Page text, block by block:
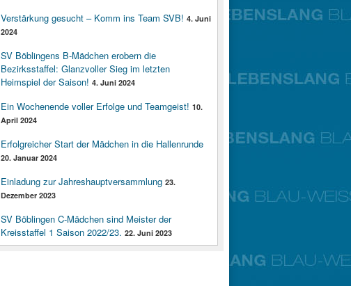
Verstärkung gesucht – Komm ins Team SVB! 4. Juni
2024
SV Böblingens B-Mädchen erobern die
Bezirksstaffel: Glanzvoller Sieg im letzten
Heimspiel der Saison! 4. Juni 2024
Ein Wochenende voller Erfolge und Teamgeist! 10.
April 2024
Erfolgreicher Start der Mädchen in die Hallenrunde
20. Januar 2024
Einladung zur Jahreshauptversammlung 23.
Dezember 2023
SV Böblingen C-Mädchen sind Meister der
Kreisstaffel 1 Saison 2022/23. 22. Juni 2023